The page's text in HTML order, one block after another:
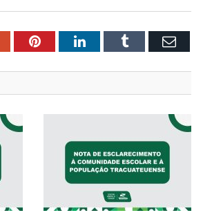
PinterestLinkedInTumblr Email